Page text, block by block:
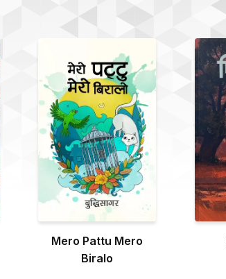
Mero Pattu Mero
Biralo